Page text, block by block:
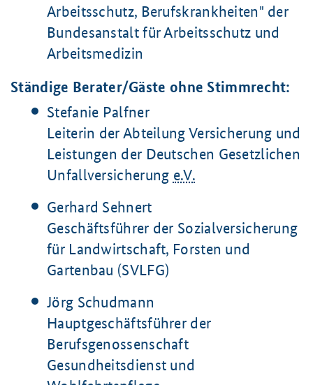
Arbeitsschutz, Berufskrankheiten" der
Bundesanstalt für Arbeitsschutz und
Arbeitsmedizin
Ständige Berater/Gäste ohne Stimmrecht:
Stefanie Palfner
Leiterin der Abteilung Versicherung und
Leistungen der Deutschen Gesetzlichen
Unfallversicherung e.V.
Gerhard Sehnert
Geschäftsführer der Sozialversicherung
für Landwirtschaft, Forsten und
Gartenbau (SVLFG)
Jörg Schudmann
Hauptgeschäftsführer der
Berufsgenossenschaft
Gesundheitsdienst und